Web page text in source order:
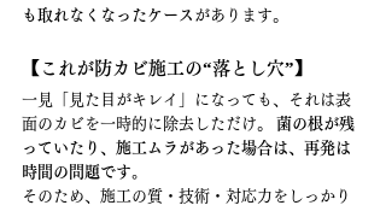
も取れなくなったケース があります。
【これが防カビ施工の“落とし穴”】
一見「見た目がキレイ」になっても、それは表
面のカビを一時的に除去しただけ。 菌の根が残
っていたり、施工ムラがあった場合は、再発は
時間の問題です。
そのため、施工の質・技術・対応力をしっかり